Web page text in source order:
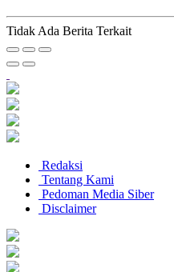
Tidak Ada Berita Terkait
Redaksi
Tentang Kami
Pedoman Media Siber
Disclaimer